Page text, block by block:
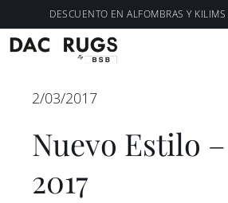
contenido
al
DESCUENTO EN ALFOMBRAS Y
Personalización
2/03/2017
Nuevo Estilo
2017